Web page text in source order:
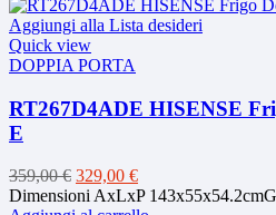
Aggiungi alla Lista desideri
Quick view
DOPPIA PORTA
RT267D4ADE HISENSE
E
359,00€ Il
prezzo
329,00 €Il
prezzo
Dimensioni AxLxP